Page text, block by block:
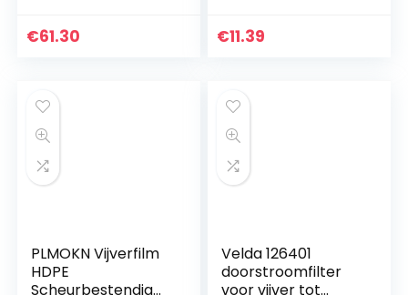
boerderij, 3 x 3 m, 4
€61.30 €11.39
PLMOKN Vijverfilm
HDPE
Scheurbestendig
Velda 126401
doorstroomfilter
voor vijver tot